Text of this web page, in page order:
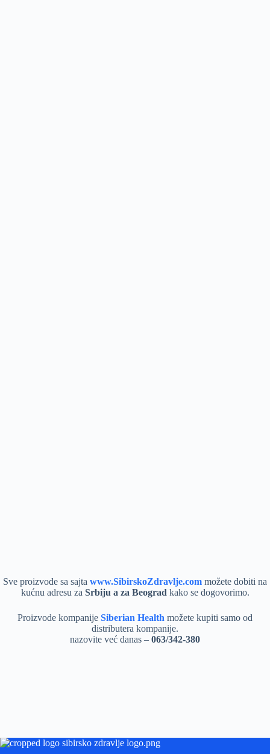
Sve proizvode sa sajta www.SibirskoZdravlje.com možete dobiti na
kućnu adresu za Srbiju a za Beograd kako se dogovorimo.
Proizvode kompanije Siberian Health možete kupiti samo od
distributera kompanije.
nazovite već danas – 063/342-380